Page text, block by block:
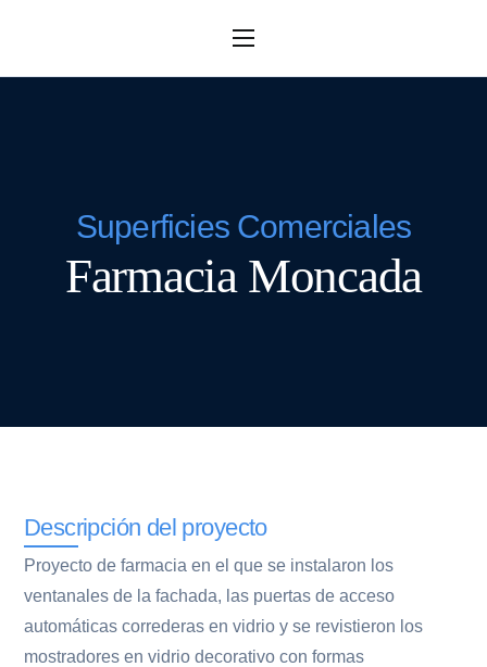
Proyectos
Superficies Comerciales
Farmacia Moncada
Descripción del proyecto
Proyecto de farmacia en el que se instalaron los
ventanales de la fachada, las puertas de acceso
automáticas correderas en vidrio y se revistieron los
mostradores en vidrio decorativo con formas